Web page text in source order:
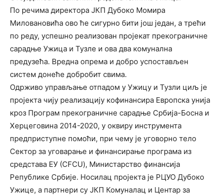
По речима директора ЈКП Дубоко Момира
Миловановића ово ће сигурно бити још један, а трећи
по реду, успешно реализован пројекат прекограничне
сарадње Ужица и Тузле и ова два комунална
предузећа. Вредна опрема и добро успостављен
систем донеће добробит свима.
Одрживо управљање отпадом у Ужицу и Тузли циљ је
пројекта чију реализацију кофинансира Европска унија
кроз Програм прекограничне сарадње Србија-Босна и
Херцеговина 2014-2020, у оквиру инструмента
предприступне помоћи, при чему је уговорно тело
Сектор за уговарање и финансирање програма из
средстава ЕУ (CFCU), Министарство финансија
Републике Србије. Носилац пројекта је РЦУО Дубоко
Ужице, а партнери су ЈКП Комуналац и Центар за